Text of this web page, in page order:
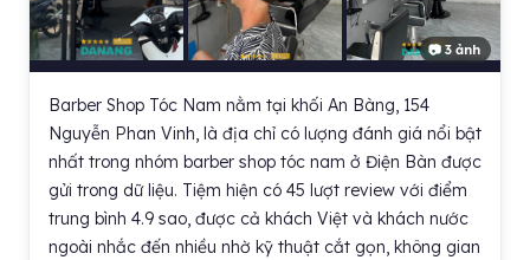
📷 3 ảnh
Barber Shop Tóc Nam nằm tại khối An Bàng, 154
Nguyễn Phan Vinh, là địa chỉ có lượng đánh giá nổi bật
nhất trong nhóm barber shop tóc nam ở Điện Bàn được
gửi trong dữ liệu. Tiệm hiện có 45 lượt review với điểm
trung bình 4.9 sao, được cả khách Việt và khách nước
ngoài nhắc đến nhiều nhờ kỹ thuật cắt gọn, không gian